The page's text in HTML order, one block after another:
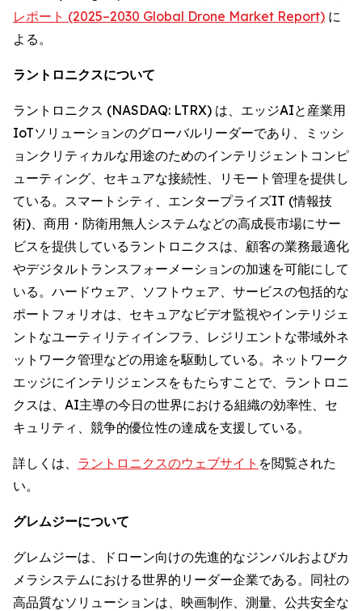
レポート (2025–2030 Global Drone Market Report) に
よる。
ラントロニクスについて
ラントロニクス (NASDAQ: LTRX) は、エッジAIと産業用
IoTソリューションのグローバルリーダーであり、ミッシ
ョンクリティカルな用途のためのインテリジェントコンピ
ューティング、セキュアな接続性、リモート管理を提供し
ている。スマートシティ、エンタープライズIT (情報技
術)、商用・防衛用無人システムなどの高成長市場にサー
ビスを提供しているラントロニクスは、顧客の業務最適化
やデジタルトランスフォーメーションの加速を可能にして
いる。ハードウェア、ソフトウェア、サービスの包括的な
ポートフォリオは、セキュアなビデオ監視やインテリジェ
ントなユーティリティインフラ、レジリエントな帯域外ネ
ットワーク管理などの用途を駆動している。ネットワーク
エッジにインテリジェンスをもたらすことで、ラントロニ
クスは、AI主導の今日の世界における組織の効率性、セ
キュリティ、競争的優位性の達成を支援している。
詳しくは、 ラントロニクスのウェブサイト を閲覧された
い。
グレムジーについて
グレムジーは、ドローン向けの先進的なジンバルおよびカ
メラシステムにおける世界的リーダー企業である。同社の
高品質なソリューションは、映画制作、測量、公共安全な